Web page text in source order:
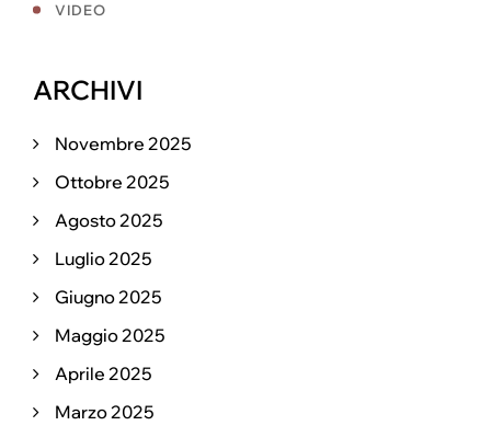
VIDEO
ARCHIVI
Novembre 2025
Ottobre 2025
Agosto 2025
Luglio 2025
Giugno 2025
Maggio 2025
Aprile 2025
Marzo 2025